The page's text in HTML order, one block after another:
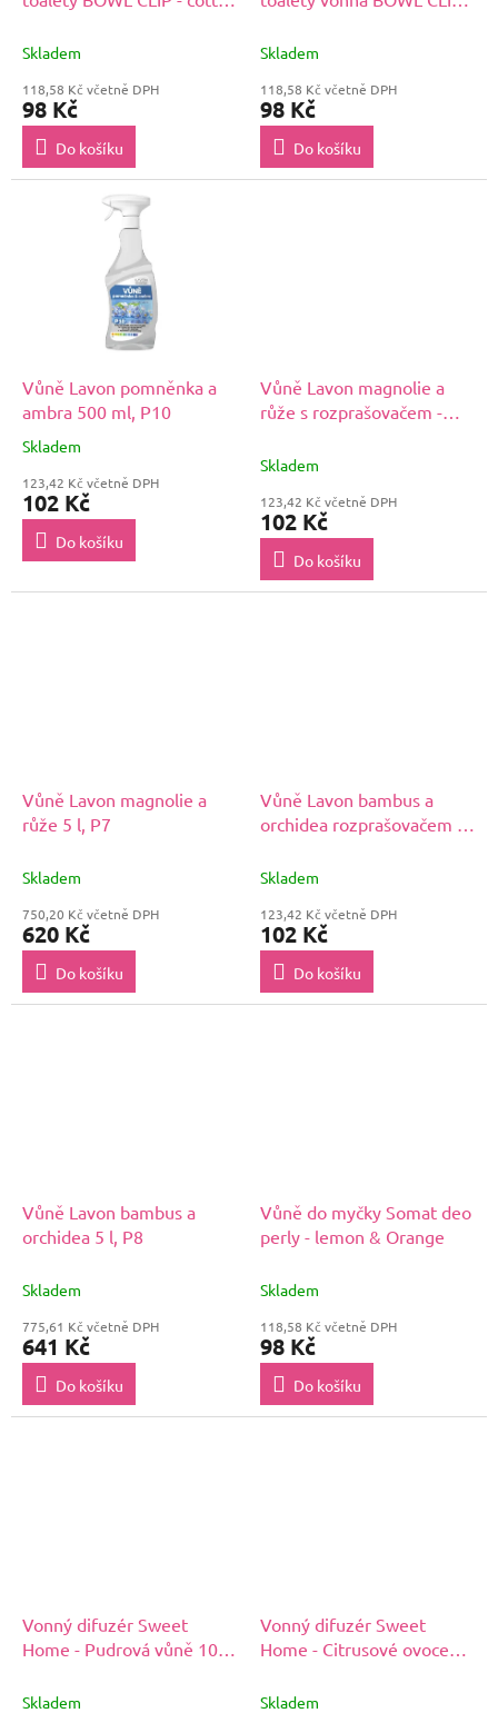
modrá
Skladem
118,58 Kč včetně DPH
98 Kč
Do košíku
Skladem
118,58 Kč včetně DPH
98 Kč
Do košíku
Vůně Lavon pomněnka a
ambra 500 ml, P10
Průměrné
produktu
je
5,0
hvězdiček.
Skladem
123,42 Kč včetně DPH
102 Kč
Do košíku
Vůně Lavon magnolie a
růže s rozprašovačem -
Skladem
123,42 Kč včetně DPH
102 Kč
Do košíku
Vůně Lavon magnolie a
růže 5 l, P7
Skladem
750,20 Kč včetně DPH
620 Kč
Do košíku
Vůně Lavon bambus a
orchidea rozprašovačem -
Skladem
123,42 Kč včetně DPH
102 Kč
Do košíku
Vůně Lavon bambus a
orchidea 5 l, P8
Skladem
775,61 Kč včetně DPH
641 Kč
Do košíku
Vůně do myčky Somat deo
perly - lemon & Orange
Skladem
118,58 Kč včetně DPH
98 Kč
Do košíku
Vonný difuzér Sweet
Home - Pudrová vůně 100
Skladem
Vonný difuzér Sweet
Home - Citrusové ovoce
Skladem